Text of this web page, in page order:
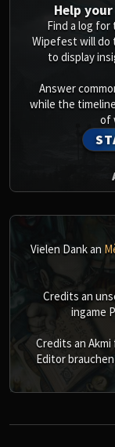
Help
Find a log
Wipefest will do
to display
Answer
while the
of
Vielen Dank an
Credits an
ingame
Credits an
Editor